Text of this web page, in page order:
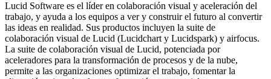
Lucid Software es el líder en colaboración visual y aceleración del
trabajo, y ayuda a los equipos a ver y construir el futuro al convertir
las ideas en realidad. Sus productos incluyen la suite de
colaboración visual de Lucid (Lucidchart y Lucidspark) y airfocus.
La suite de colaboración visual de Lucid, potenciada por
aceleradores para la transformación de procesos y de la nube,
permite a las organizaciones optimizar el trabajo, fomentar la